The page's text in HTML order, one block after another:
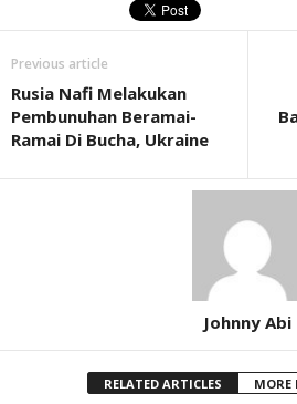
Previous article
Rusia Nafi Melakukan
Pembunuhan Beramai-
Ramai Di Bucha, Ukraine
Johnny Abi
RELATED ARTICLES MORE